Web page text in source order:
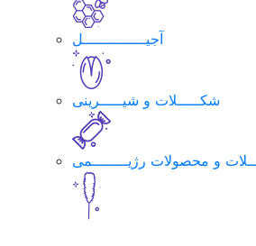
آجیــــــــــــــل
شکـــــلات و شیـــــرینی
و محصولات رژیــــــــمی